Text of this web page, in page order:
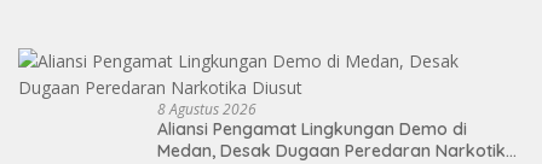
8 Agustus 2026
Aliansi Pengamat Lingkungan Demo di
Medan, Desak Dugaan Peredaran Narkotika